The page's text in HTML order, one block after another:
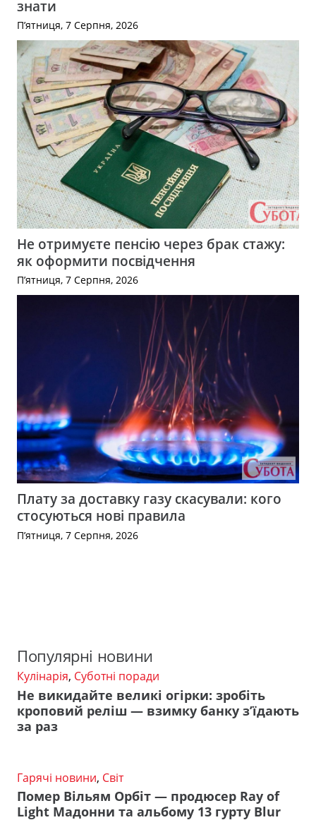
знати
П’ятниця, 7 Серпня, 2026
Не отримуєте пенсію через брак стажу:
як оформити посвідчення
П’ятниця, 7 Серпня, 2026
Плату за доставку газу скасували: кого
стосуються нові правила
П’ятниця, 7 Серпня, 2026
Популярні новини
Кулінарія, Суботні поради
Не викидайте великі огірки: зробіть
кроповий реліш — взимку банку з’їдають
за раз
Гарячі новини, Світ
Помер Вільям Орбіт — продюсер Ray of
Light Мадонни та альбому 13 гурту Blur